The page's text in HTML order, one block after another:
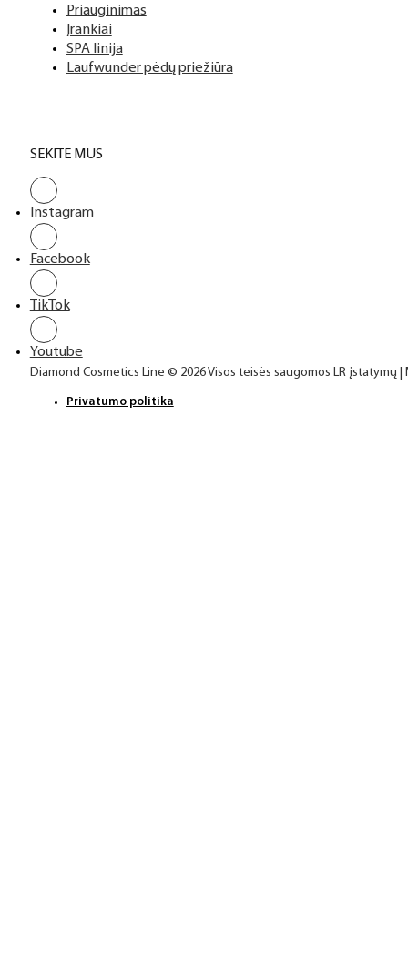
Top sluoksniai
Priauginimas
Įrankiai
SPA linija
SEKITE MUS
Instagram
Facebook
TikTok
Youtube